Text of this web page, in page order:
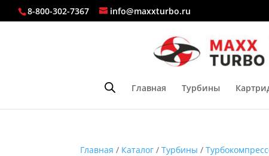
8-800-302-7367 info@maxxturbo.ru
Главная Турбины
Главная / Каталог /Турбины /